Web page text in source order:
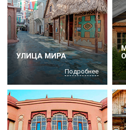
УЛИЦА МИРА
Подробнее